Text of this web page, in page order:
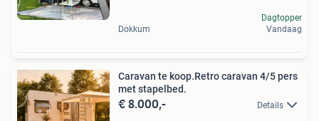
Dokkum
Dagtopper
Vandaag
Caravan te koop.Retro caravan 4/5 pers
met stapelbed.
€ 8.000,- Details